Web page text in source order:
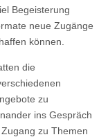
Begeisterung
neue Zugänge
können.
die
zu
ins Gespräch
zu Themen